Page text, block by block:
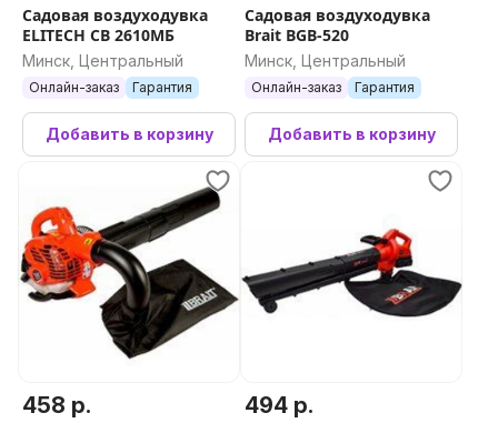
Садовая воздуходувка
ELITECH СВ 2610МБ
Минск, Центральный
Онлайн-заказ Гарантия
Добавить в корзину
Садовая воздуходувка
Brait BGB-520
Минск, Центральный
Онлайн-заказ Гарантия
Добавить в корзину
458 р. 494 р.